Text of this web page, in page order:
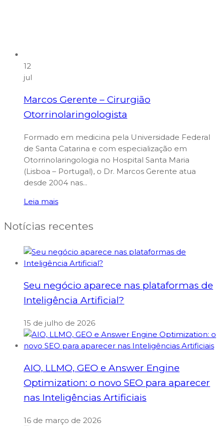
12
jul
Marcos Gerente – Cirurgião
Otorrinolaringologista
Formado em medicina pela Universidade Federal
de Santa Catarina e com especialização em
Otorrinolaringologia no Hospital Santa Maria
(Lisboa – Portugal), o Dr. Marcos Gerente atua
desde 2004 nas...
Leia mais
Notícias recentes
Seu negócio aparece nas plataformas de
Inteligência Artificial?
15 de julho de 2026
AIO, LLMO, GEO e Answer Engine
Optimization: o novo SEO para aparecer
nas Inteligências Artificiais
16 de março de 2026